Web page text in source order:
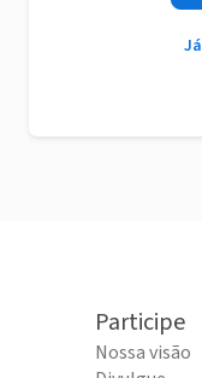
Participe
Nossa visão